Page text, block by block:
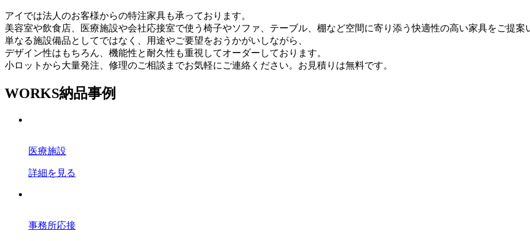
アイでは法人のお客様からの特注家具も承っております。
美容室や飲食店、医療施設や会社応接室で使う椅子やソファ、テーブル、棚など空間に寄り添う快適性の高い家具をご提案
単なる施設備品としてではなく、用途やご要望をおうかがいしながら、
デザイン性はもちろん、機能性と耐久性も重視してオーダーしております。
小ロットから大量発注、修理のご相談までお気軽にご連絡ください。お見積りは無料です。
WORKS納品事例
医療施設
詳細を見る
事務所応接